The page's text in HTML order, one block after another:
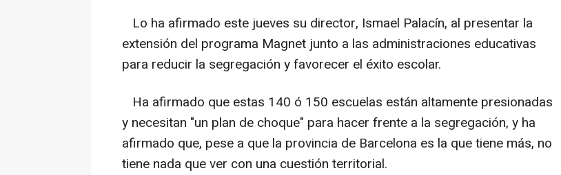
Lo ha afirmado este jueves su director, Ismael Palacín, al presentar la
extensión del programa Magnet junto a las administraciones educativas
para reducir la segregación y favorecer el éxito escolar.
Ha afirmado que estas 140 ó 150 escuelas están altamente presionadas
y necesitan "un plan de choque" para hacer frente a la segregación, y ha
afirmado que, pese a que la provincia de Barcelona es la que tiene más, no
tiene nada que ver con una cuestión territorial.